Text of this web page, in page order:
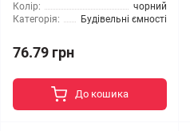
Колір:
чорний
Категорія:
Будівельні ємності
76.79 грн
До кошика